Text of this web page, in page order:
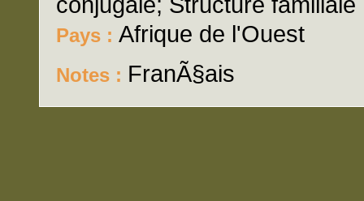
Pays : Afrique de l'Ouest
Notes : FranÃ§ais